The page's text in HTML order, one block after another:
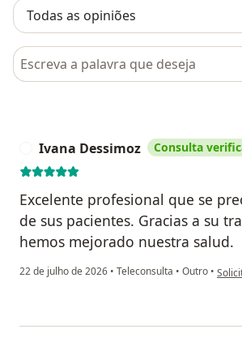
Pesquisar em opiniões
Ivana Dessimoz Consulta
Excelente profesional que se
de sus pacientes. Gracias a su
hemos mejorado nuestra salud.
22 de julho de 2026 • Teleconsulta • Outro • na